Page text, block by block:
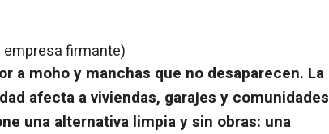
firmante)
a moho y manchas que no desaparecen. La
afecta a viviendas, garajes y comunidades
una alternativa limpia y sin obras: una